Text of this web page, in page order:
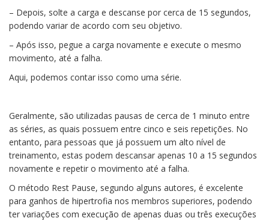
– Depois, solte a carga e descanse por cerca de 15 segundos,
podendo variar de acordo com seu objetivo.
– Após isso, pegue a carga novamente e execute o mesmo
movimento, até a falha.
Aqui, podemos contar isso como uma série.
Geralmente, são utilizadas pausas de cerca de 1 minuto entre
as séries, as quais possuem entre cinco e seis repetições. No
entanto, para pessoas que já possuem um alto nível de
treinamento, estas podem descansar apenas 10 a 15 segundos
novamente e repetir o movimento até a falha.
O método Rest Pause, segundo alguns autores, é excelente
para ganhos de hipertrofia nos membros superiores, podendo
ter variações com execução de apenas duas ou três execuções